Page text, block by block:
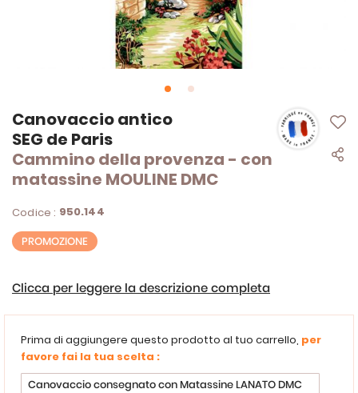
Canovaccio antico
SEG de Paris
Cammino della provenza - con
matassine MOULINE DMC
Codice : 950.144
PROMOZIONE
Clicca per leggere la descrizione completa
Prima di aggiungere questo prodotto al tuo carrello, per
favore fai la tua scelta :
Canovaccio consegnato con Matassine LANATO DMC
Vai
all'inizio
della
galleria
di